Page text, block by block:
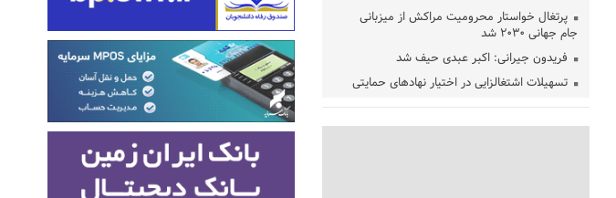
پرتغال خواستار محرومیت مراکش از میزبانی
جام جهانی ۲۰۳۰ شد
فریدون جیرانی: اکبر عبدی حیف شد
تسهیلات اشتغالزایی در اختیار نهادهای حمایتی
زمان جلسه سرنوشت‌ساز هیات رئیسه